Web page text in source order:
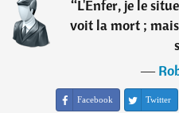
“L'Enfer, je le
voit la mort ;
―
Facebook Twitter